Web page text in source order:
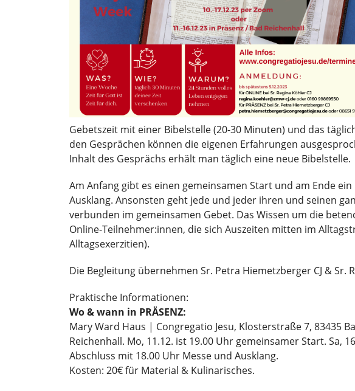
Gebetszeit mit einer Bibelstelle (20-30 Minuten) und das
den Gesprächen können die eigenen Erfahrungen
Inhalt des Gesprächs erhält man täglich eine neue Bibelstelle.
Am Anfang gibt es einen gemeinsamen Start und am Ende
Ausklang. Ansonsten geht jede und jeder ihren und seinen
verbunden im gemeinsamen Gebet. Das Wissen um die
Online-Teilnehmer:innen, die sich Auszeiten mitten im
Alltagsexerzitien).
Die Begleitung übernehmen Sr. Petra Hiemetzberger CJ & Sr.
Praktische Informationen:
Wo & wann in PRÄSENZ:
Mary Ward Haus | Congregatio Jesu, Klosterstraße 7, 83435
Reichenhall. Mo, 11.12. ist 19.00 Uhr gemeinsamer Start. Sa,
Abschluss mit 18.00 Uhr Messe und Ausklang.
Kosten: 20€ für Material & Kulinarisches.